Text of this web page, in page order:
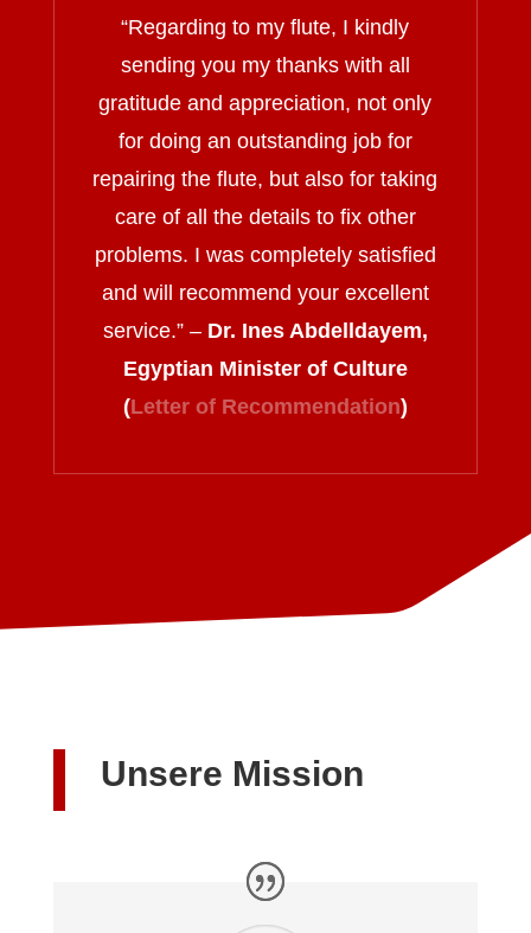
“Regarding to my flute, I kindly
sending you my thanks with all
gratitude and appreciation, not only
for doing an outstanding job for
repairing the flute, but also for taking
care of all the details to fix other
problems. I was completely satisfied
and will recommend your excellent
service.” – Dr. Ines Abdelldayem,
Egyptian Minister of Culture
(Letter of Recommendation)
Unsere Mission